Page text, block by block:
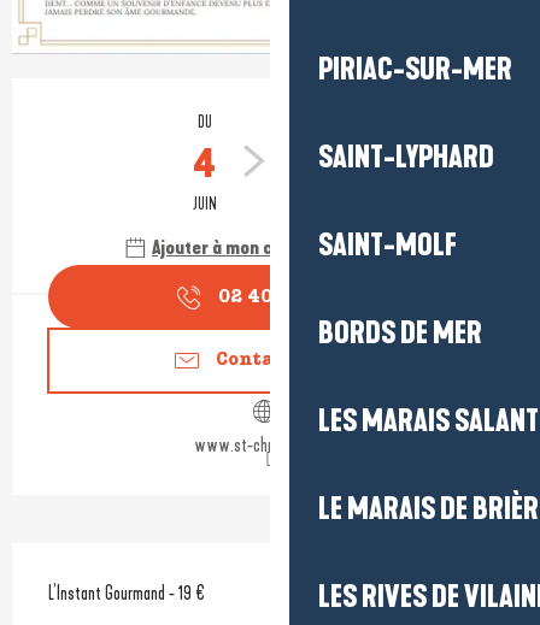
PIRIAC-SUR-MER
SAINT-LYPHARD
SAINT-MOLF
BORDS DE MER
LES MARAIS
LE MARAIS DE
LES RIVES DE
Ouverture et coordonnées
DU
4
JUIN
31
Ajouter à mon calendrier Google
02 40 62 40
Contactez-nous
www.st-christophe.com
Description
L’Instant Gourmand - 19 €